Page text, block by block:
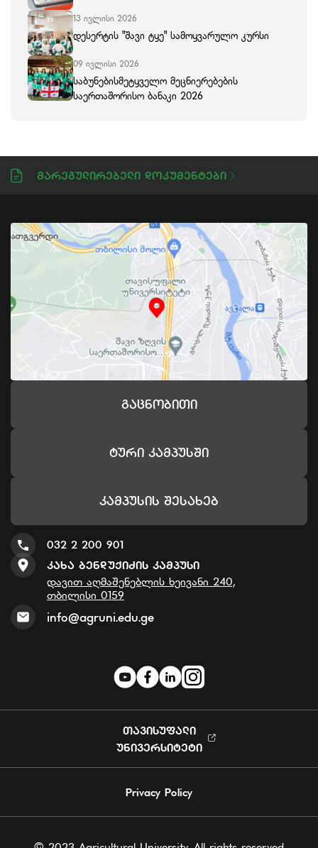
13 ივლისი 2026
დესერტის "შავი ტყე" სამოყვარულო კურსი
09 ივლისი 2026
საბუნებისმეტყველო მეცნიერებების
საერთაშორისო ბანაკი 2026
Მარეგულირებელი Დოკუმენტები
Გაცნობითი
Ტური Კამპუსში
Კამპუსის Შესახებ
032 2 200 901
Კახა Ბენდუქიძის Კამპუსი
დავით აღმაშენებლის ხეივანი 240,
თბილისი 0159
info@agruni.edu.ge
ᲗᲐᲕᲘᲡᲣᲤᲐᲚᲘ
ᲣᲜᲘᲕᲔᲠᲡᲘᲢᲔᲢᲘ
Privacy Policy